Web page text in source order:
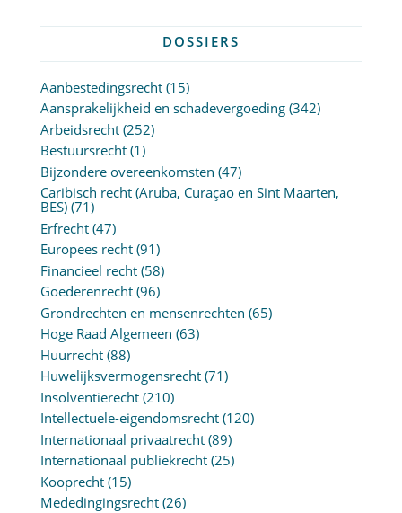
DOSSIERS
Aanbestedingsrecht(15)
Aansprakelijkheid en schadevergoeding(342)
Arbeidsrecht(252)
Bestuursrecht(1)
Bijzondere overeenkomsten (47)
Caribisch recht (Aruba, Curaçao en Sint Maarten,
BES)(71)
Erfrecht(47)
Europees recht(91)
Financieel recht(58)
Goederenrecht(96)
Grondrechten en mensenrechten (65)
Hoge Raad Algemeen (63)
Huurrecht(88)
Huwelijksvermogensrecht(71)
Insolventierecht(210)
Intellectuele-eigendomsrecht(120)
Internationaal privaatrecht(89)
Internationaal publiekrecht(25)
Kooprecht(15)
Mededingingsrecht(26)